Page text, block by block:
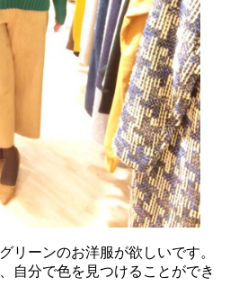
リーンのお洋服が欲しいです。
自分で色を見つけることができ